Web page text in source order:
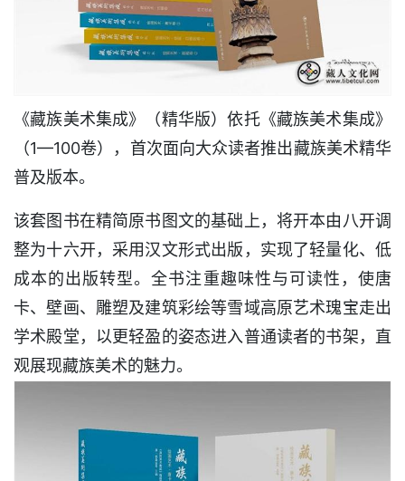
《藏族美术集成》（精华版）依托《藏族美术集成》
（1—100卷），首次面向大众读者推出藏族美术精华
普及版本。
该套图书在精简原书图文的基础上，将开本由八开调
整为十六开，采用汉文形式出版，实现了轻量化、低
成本的出版转型。全书注重趣味性与可读性，使唐
卡、壁画、雕塑及建筑彩绘等雪域高原艺术瑰宝走出
学术殿堂，以更轻盈的姿态进入普通读者的书架，直
观展现藏族美术的魅力。